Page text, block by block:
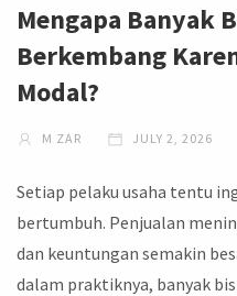
Mengapa Banyak
Berkembang
Modal?
M ZAR JULY 2, 2026
Setiap pelaku usaha tentu
bertumbuh. Penjualan
dan keuntungan semakin
dalam praktiknya, banyak